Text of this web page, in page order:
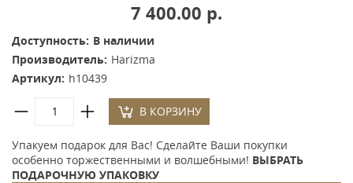
7 400.00 р.
Доступность: В наличии
Производитель: Harizma
Артикул: h10439
В КОРЗИНУ
Упакуем подарок для Вас! Сделайте Ваши покупки
особенно торжественными и волшебными! ВЫБРАТЬ
ПОДАРОЧНУЮ УПАКОВКУ